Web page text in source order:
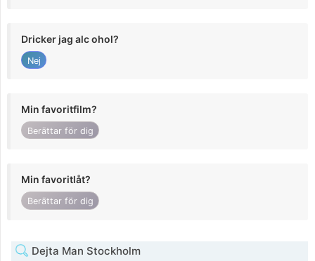
Dricker jag alc ohol?
Nej
Min favoritfilm?
Berättar för dig
Min favoritlåt?
Berättar för dig
Dejta Man Stockholm